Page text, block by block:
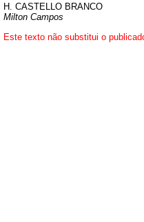
H. CASTELLO BRANCO
Milton Campos
Este texto não substitui o